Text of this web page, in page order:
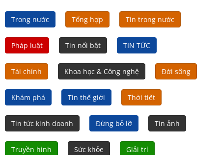
Trong nước Tổng hợp Tin trong nước
Pháp luật Tin nổi bật TIN TỨC
Tài chính Khoa học & Công nghệ Đời sống
Khám phá Tin thế giới Thời tiết
Tin tức kinh doanh Đừng bỏ lỡ Tin ảnh
Truyền hình Sức khỏe Giải trí